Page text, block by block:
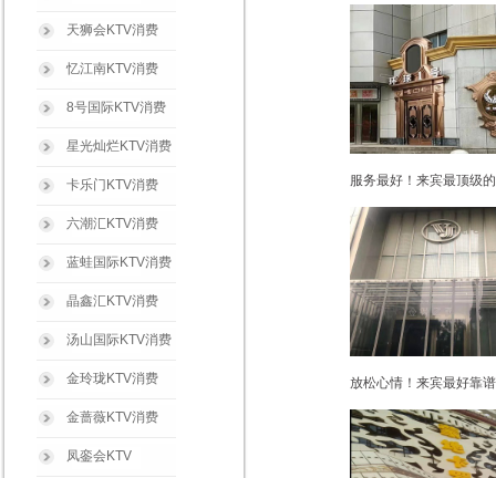
天狮会KTV消费
忆江南KTV消费
8号国际KTV消费
星光灿烂KTV消费
卡乐门KTV消费
六潮汇KTV消费
蓝蛙国际KTV消费
晶鑫汇KTV消费
汤山国际KTV消费
金玲珑KTV消费
金蔷薇KTV消费
凤銮会KTV
服务最好！来宾最顶级
放松心情！来宾最好靠